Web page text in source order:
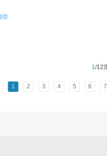
偿
1 /12
1 2 3 4 5 6 7